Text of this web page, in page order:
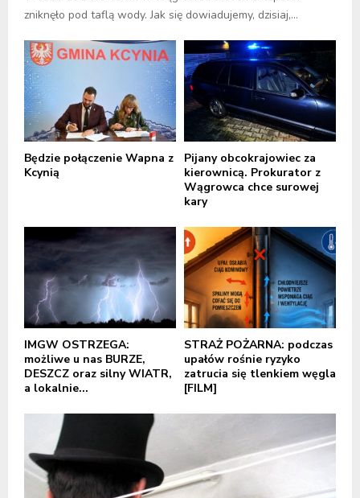
zniknęło pod taflą wody. Jak się dowiadujemy, dzisiaj,...
Będzie połączenie Wapna z
Kcynią
Pijany obcokrajowiec za
kierownicą. Prokurator z
Wągrowca chce surowej
kary
IMGW OSTRZEGA:
możliwe u nas BURZE,
DESZCZ oraz silny WIATR,
a lokalnie...
STRAŻ POŻARNA: podczas
upałów rośnie ryzyko
zatrucia się tlenkiem węgla
[FILM]